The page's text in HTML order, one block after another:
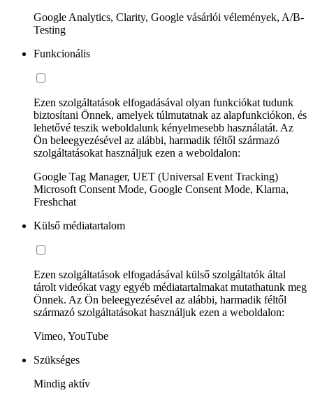
Google Analytics, Clarity, Google vásárlói vélemények, A/B-
Testing
Funkcionális
Ezen szolgáltatások elfogadásával olyan funkciókat tudunk
biztosítani Önnek, amelyek túlmutatnak az alapfunkciókon, és
lehetővé teszik weboldalunk kényelmesebb használatát. Az
Ön beleegyezésével az alábbi, harmadik féltől származó
szolgáltatásokat használjuk ezen a weboldalon:
Google Tag Manager, UET (Universal Event Tracking)
Microsoft Consent Mode, Google Consent Mode, Klarna,
Freshchat
Külső médiatartalom
Ezen szolgáltatások elfogadásával külső szolgáltatók által
tárolt videókat vagy egyéb médiatartalmakat mutathatunk meg
Önnek. Az Ön beleegyezésével az alábbi, harmadik féltől
származó szolgáltatásokat használjuk ezen a weboldalon:
Vimeo, YouTube
Szükséges
Mindig aktív